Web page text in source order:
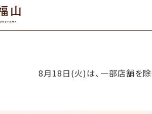
8月18日(火)は、一部店舗を除